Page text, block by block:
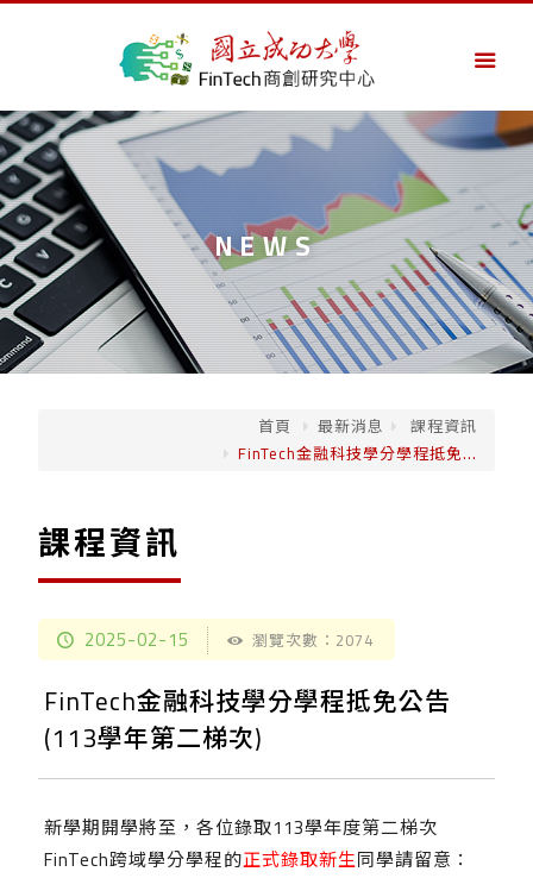
NEWS
首頁 最新消息
課程資訊
FinTech金融科技學分學程抵免...
課程資訊
2025-02-15 瀏覽次數：2074
FinTech金融科技學分學程抵免公告
(113學年第二梯次)
新學期開學將至，各位錄取113學年度第二梯次
FinTech跨域學分學程的正式錄取新生同學請留意：